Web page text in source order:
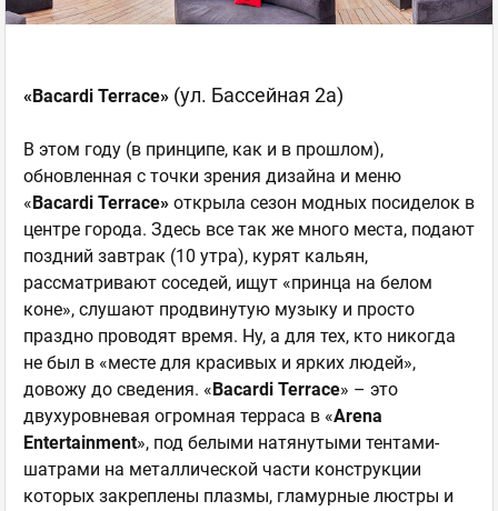
«Bacardi Terrace» (ул. Бассейная 2а)
В этом году (в принципе, как и в прошлом),
обновленная с точки зрения дизайна и меню
« Bacardi Terrace» открыла сезон модных посиделок в
центре города. Здесь все так же много места, подают
поздний завтрак (10 утра), курят кальян,
рассматривают соседей, ищут «принца на белом
коне», слушают продвинутую музыку и просто
праздно проводят время. Ну, а для тех, кто никогда
не был в «месте для красивых и ярких людей»,
довожу до сведения. « Bacardi Terrace» – это
двухуровневая огромная терраса в «Arena
Entertainment», под белыми натянутыми тентами-
шатрами на металлической части конструкции
которых закреплены плазмы, гламурные люстры и